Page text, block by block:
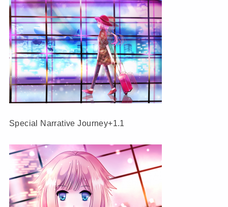
Special Narrative Journey+1.1